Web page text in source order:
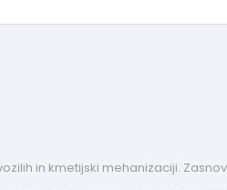
in kmetijski mehanizaciji.